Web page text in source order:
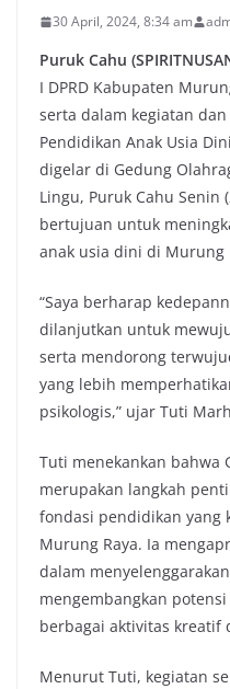
30 April, 2024, 8:34 am
Puruk Cahu
I DPRD Kabupaten
serta dalam kegiatan
Pendidikan Anak Usia
digelar di Gedung
Lingu, Puruk Cahu Senin
bertujuan untuk
anak usia dini di Murung
“Saya berharap
dilanjutkan untuk
serta mendorong
yang lebih
psikologis,” ujar Tuti
Tuti menekankan bahwa
merupakan langkah
fondasi pendidikan yang
Murung Raya. Ia
dalam
mengembangkan
berbagai aktivitas kreatif
Menurut Tuti, kegiatan